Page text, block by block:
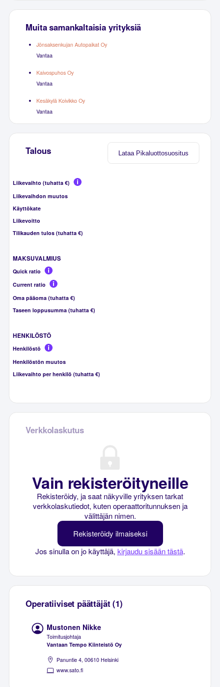
Muita samankaltaisia yrityksiä
Jönsaksenkujan Autopaikat Oy
Vantaa
Kaivospuhos Oy
Vantaa
Kesäkylä Koivikko Oy
Vantaa
Lataa Pikaluottosuositus
Talous
Liikevaihto (tuhatta €)
Liikevaihdon muutos
Käyttökate
Liikevoitto
Tilikauden tulos (tuhatta €)
MAKSUVALMIUS
Quick ratio
Current ratio
Oma pääoma (tuhatta €)
Taseen loppusumma (tuhatta €)
HENKILÖSTÖ
Henkilöstö
Henkilöstön muutos
Liikevaihto per henkilö (tuhatta €)
Verkkolaskutus
Vain rekisteröityneille
Rekisteröidy, ja saat näkyville yrityksen tarkat
verkkolaskutiedot, kuten operaattoritunnuksen ja
välittäjän nimen.
Rekisteröidy ilmaiseksi
Jos sinulla on jo käyttäjä, kirjaudu sisään tästä.
Operatiiviset päättäjät (1)
Mustonen Nikke
Toimitusjohtaja
Vantaan Tempo Kiinteistö Oy
Panuntie 4, 00610 Helsinki
www.sato.fi